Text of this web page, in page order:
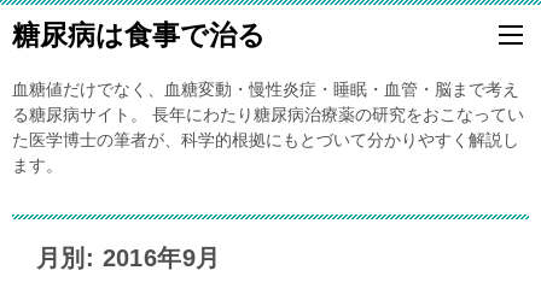
糖尿病は食事で治る
血糖値だけでなく、血糖変動・慢性炎症・睡眠・血管・脳まで考え
る糖尿病サイト。 長年にわたり糖尿病治療薬の研究をおこなってい
た医学博士の筆者が、科学的根拠にもとづいて分かりやすく解説し
ます。
月別: 2016年9月